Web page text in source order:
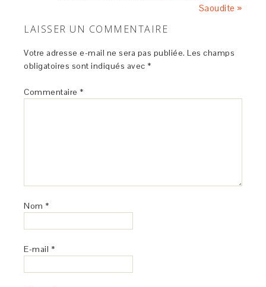
Saoudite »
LAISSER UN COMMENTAIRE
Votre adresse e-mail ne sera pas publiée. Les champs
obligatoires sont indiqués avec *
Commentaire *
Nom *
E-mail *